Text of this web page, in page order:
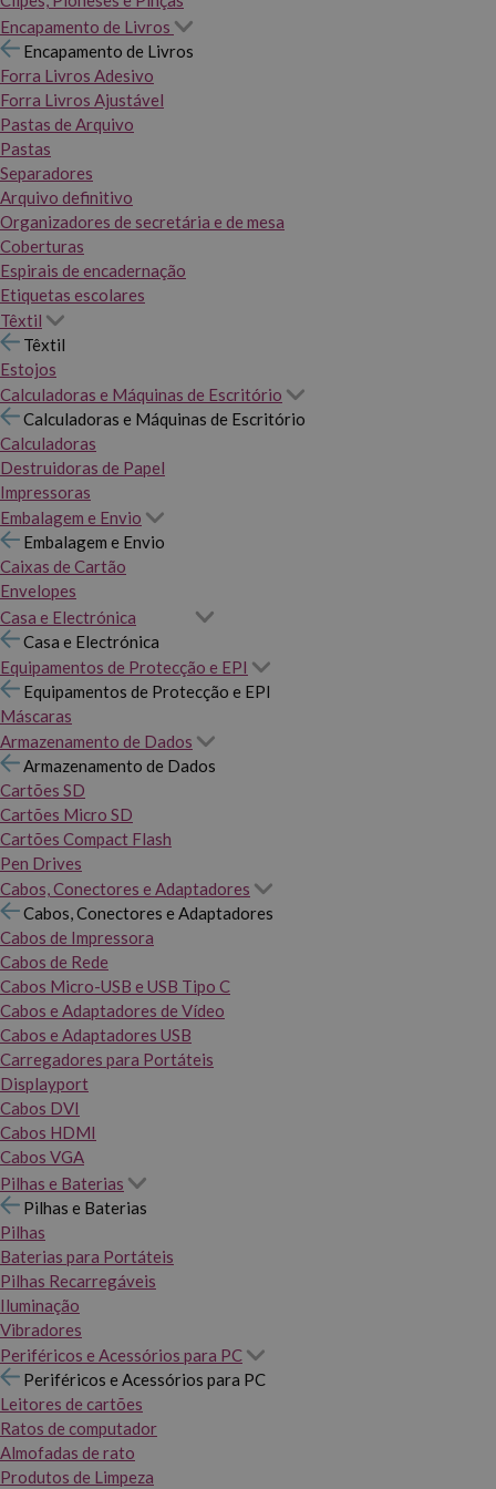
Encapamento de Livros
Encapamento de Livros
Forra Livros Adesivo
Forra Livros Ajustável
Pastas de Arquivo
Pastas
Separadores
Arquivo definitivo
Organizadores de secretária e de mesa
Coberturas
Espirais de encadernação
Etiquetas escolares
Têxtil
Têxtil
Estojos
Calculadoras e Máquinas de Escritório
Calculadoras e Máquinas de Escritório
Calculadoras
Destruidoras de Papel
Impressoras
Embalagem e Envio
Embalagem e Envio
Caixas de Cartão
Envelopes
Casa e Electrónica
Casa e Electrónica
Equipamentos de Protecção e EPI
Equipamentos de Protecção e EPI
Máscaras
Armazenamento de Dados
Armazenamento de Dados
Cartões SD
Cartões Micro SD
Cartões Compact Flash
Pen Drives
Cabos, Conectores e Adaptadores
Cabos, Conectores e Adaptadores
Cabos de Impressora
Cabos de Rede
Cabos Micro-USB e USB Tipo C
Cabos e Adaptadores de Vídeo
Cabos e Adaptadores USB
Carregadores para Portáteis
Displayport
Cabos DVI
Cabos HDMI
Cabos VGA
Pilhas e Baterias
Pilhas e Baterias
Pilhas
Baterias para Portáteis
Pilhas Recarregáveis
Iluminação
Vibradores
Periféricos e Acessórios para PC
Periféricos e Acessórios para PC
Leitores de cartões
Ratos de computador
Almofadas de rato
Produtos de Limpeza